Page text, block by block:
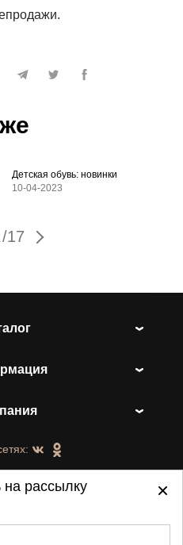
Детская обувь: новинки
10-04-2023
/17
рассылку